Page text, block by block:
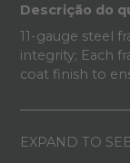
Descrição do
11-gauge steel
integrity; Each
coat finish to
EXPAND TO